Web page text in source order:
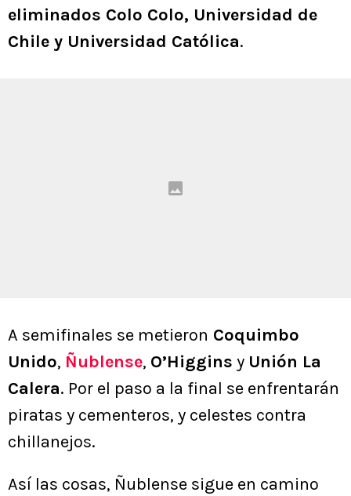
eliminados Colo Colo, Universidad de
Chile y Universidad Católica.
A semifinales se metieron Coquimbo
Unido, Ñublense, O’Higgins y Unión La
Calera. Por el paso a la final se enfrentarán
piratas y cementeros, y celestes contra
chillanejos.
Así las cosas, Ñublense sigue en camino